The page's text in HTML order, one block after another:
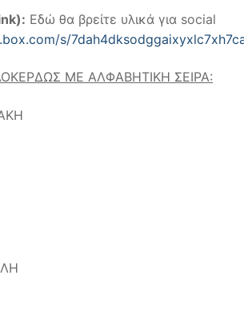
): Εδώ θα βρείτε υλικά για social
s/
ΜΕ ΑΛΦΑΒΗΤΙΚΗ ΣΕΙΡΑ: